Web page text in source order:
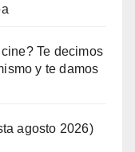
Te decimos
y te damos
agosto 2026)